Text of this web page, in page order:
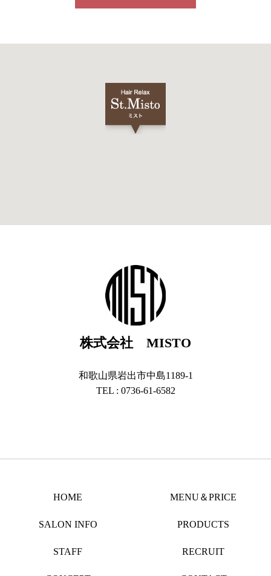
HOME MENU＆PRICE
SALON INFO PRODUCTS
STAFF RECRUIT
株式会社 MISTO
和歌山県岩出市中島1189-1
TEL : 0736-61-6582